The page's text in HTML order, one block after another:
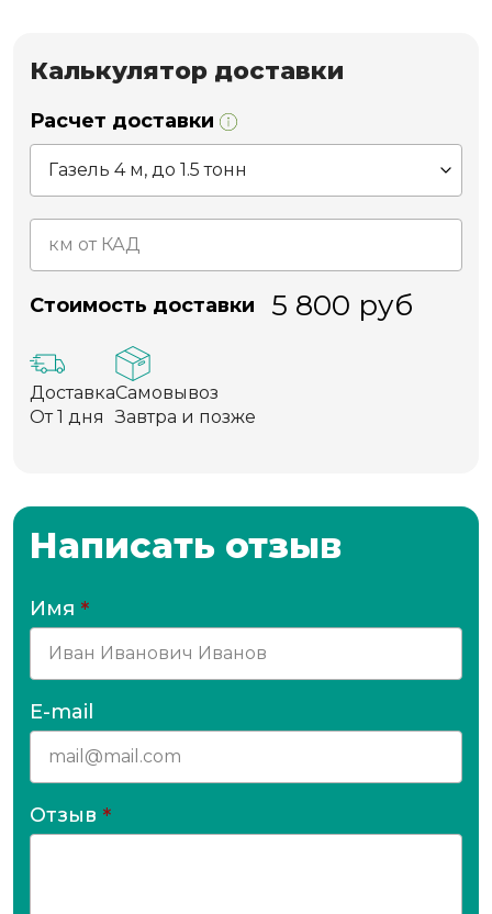
Калькулятор доставки
Расчет доставки
Стоимость доставки 5 800 руб
Доставка
От 1 дня
Самовывоз
Завтра и позже
Написать отзыв
Имя *
E-mail
Отзыв *